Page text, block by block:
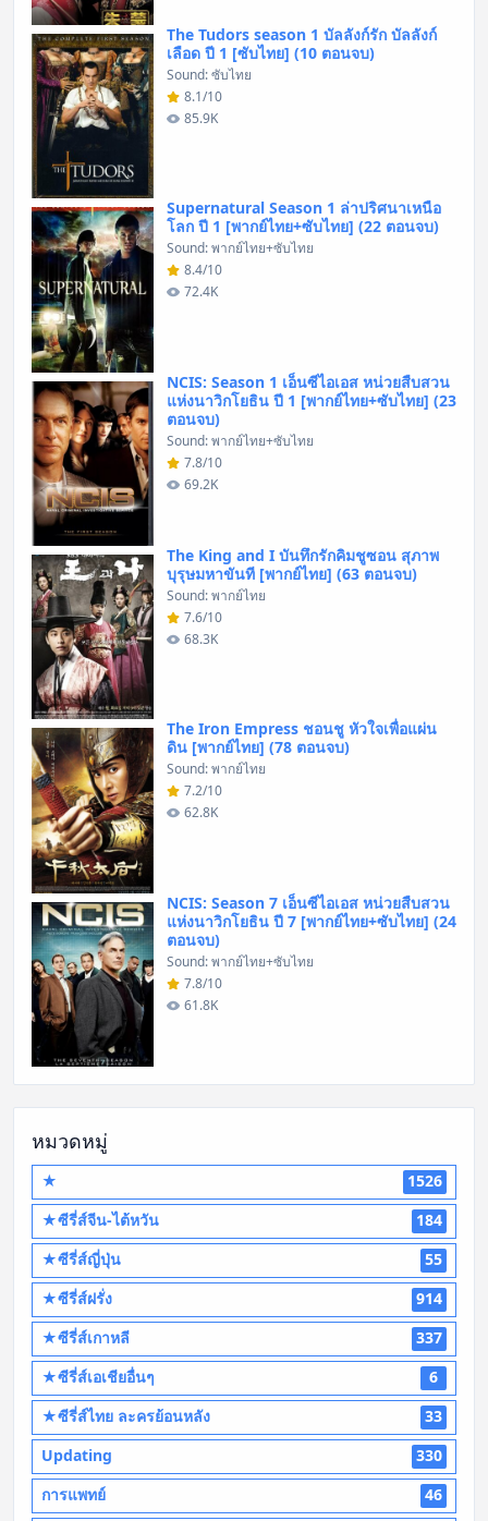
The Tudors season 1 บัลลังก์รัก บัลลังก์
เลือด ปี 1 [ซับไทย] (10 ตอนจบ)
Sound: ซับไทย
8.1/10
85.9K
Supernatural Season 1 ล่าปริศนาเหนือ
โลก ปี 1 [พากย์ไทย+ซับไทย] (22 ตอนจบ)
Sound: พากย์ไทย+ซับไทย
8.4/10
72.4K
NCIS: Season 1 เอ็นซีไอเอส หน่วยสืบสวน
แห่งนาวิกโยธิน ปี 1 [พากย์ไทย+ซับไทย] (23
ตอนจบ)
Sound: พากย์ไทย+ซับไทย
7.8/10
69.2K
The King and I บันทึกรักคิมชูซอน สุภาพ
บุรุษมหาขันที [พากย์ไทย] (63 ตอนจบ)
Sound: พากย์ไทย
7.6/10
68.3K
The Iron Empress ชอนชู หัวใจเพื่อแผ่น
ดิน [พากย์ไทย] (78 ตอนจบ)
Sound: พากย์ไทย
7.2/10
62.8K
NCIS: Season 7 เอ็นซีไอเอส หน่วยสืบสวน
แห่งนาวิกโยธิน ปี 7 [พากย์ไทย+ซับไทย] (24
ตอนจบ)
Sound: พากย์ไทย+ซับไทย
7.8/10
61.8K
หมวดหมู่
★
1526
★ซีรี่ส์จีน-ไต้หวัน
184
★ซีรี่ส์ญี่ปุ่น
55
★ซีรี่ส์ฝรั่ง
914
★ซีรี่ส์เกาหลี
337
★ซีรี่ส์เอเชียอื่นๆ
6
★ซีรี่ส์ไทย ละครย้อนหลัง
33
Updating
330
การแพทย์
46